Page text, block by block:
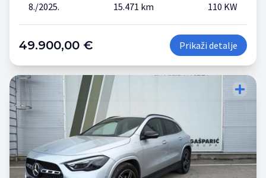
8./2025. 15.471 km 110 KW
49.900,00 € Prikaži detalje